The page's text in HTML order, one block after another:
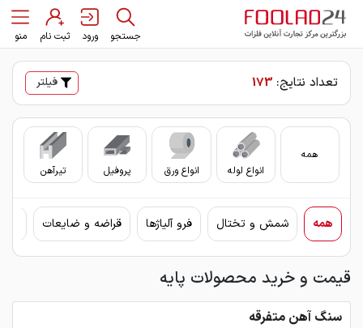
جستجو ورود ثبت نام منو
تعداد نتایج: 173 فیلتر
همه
انواع لوله
انواع ورق پروفیل تیرآهن
همه شمش و تختال فرو آلیاژها قراضه و ضایعات
قیمت و خرید محصولات پایه
سنگ آهن متفرقه